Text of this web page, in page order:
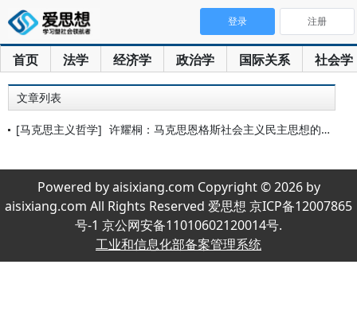
首页 法学 经济学 政治学 国际关系 社会学
登录 注册
文章列表
[马克思主义哲学] 许耀桐：马克思恩格斯社会主义民主思想的形成和创立
Powered by aisixiang.com Copyright © 2026 by
aisixiang.com All Rights Reserved 爱思想 京ICP备12007865
号-1 京公网安备11010602120014号.
工业和信息化部备案管理系统